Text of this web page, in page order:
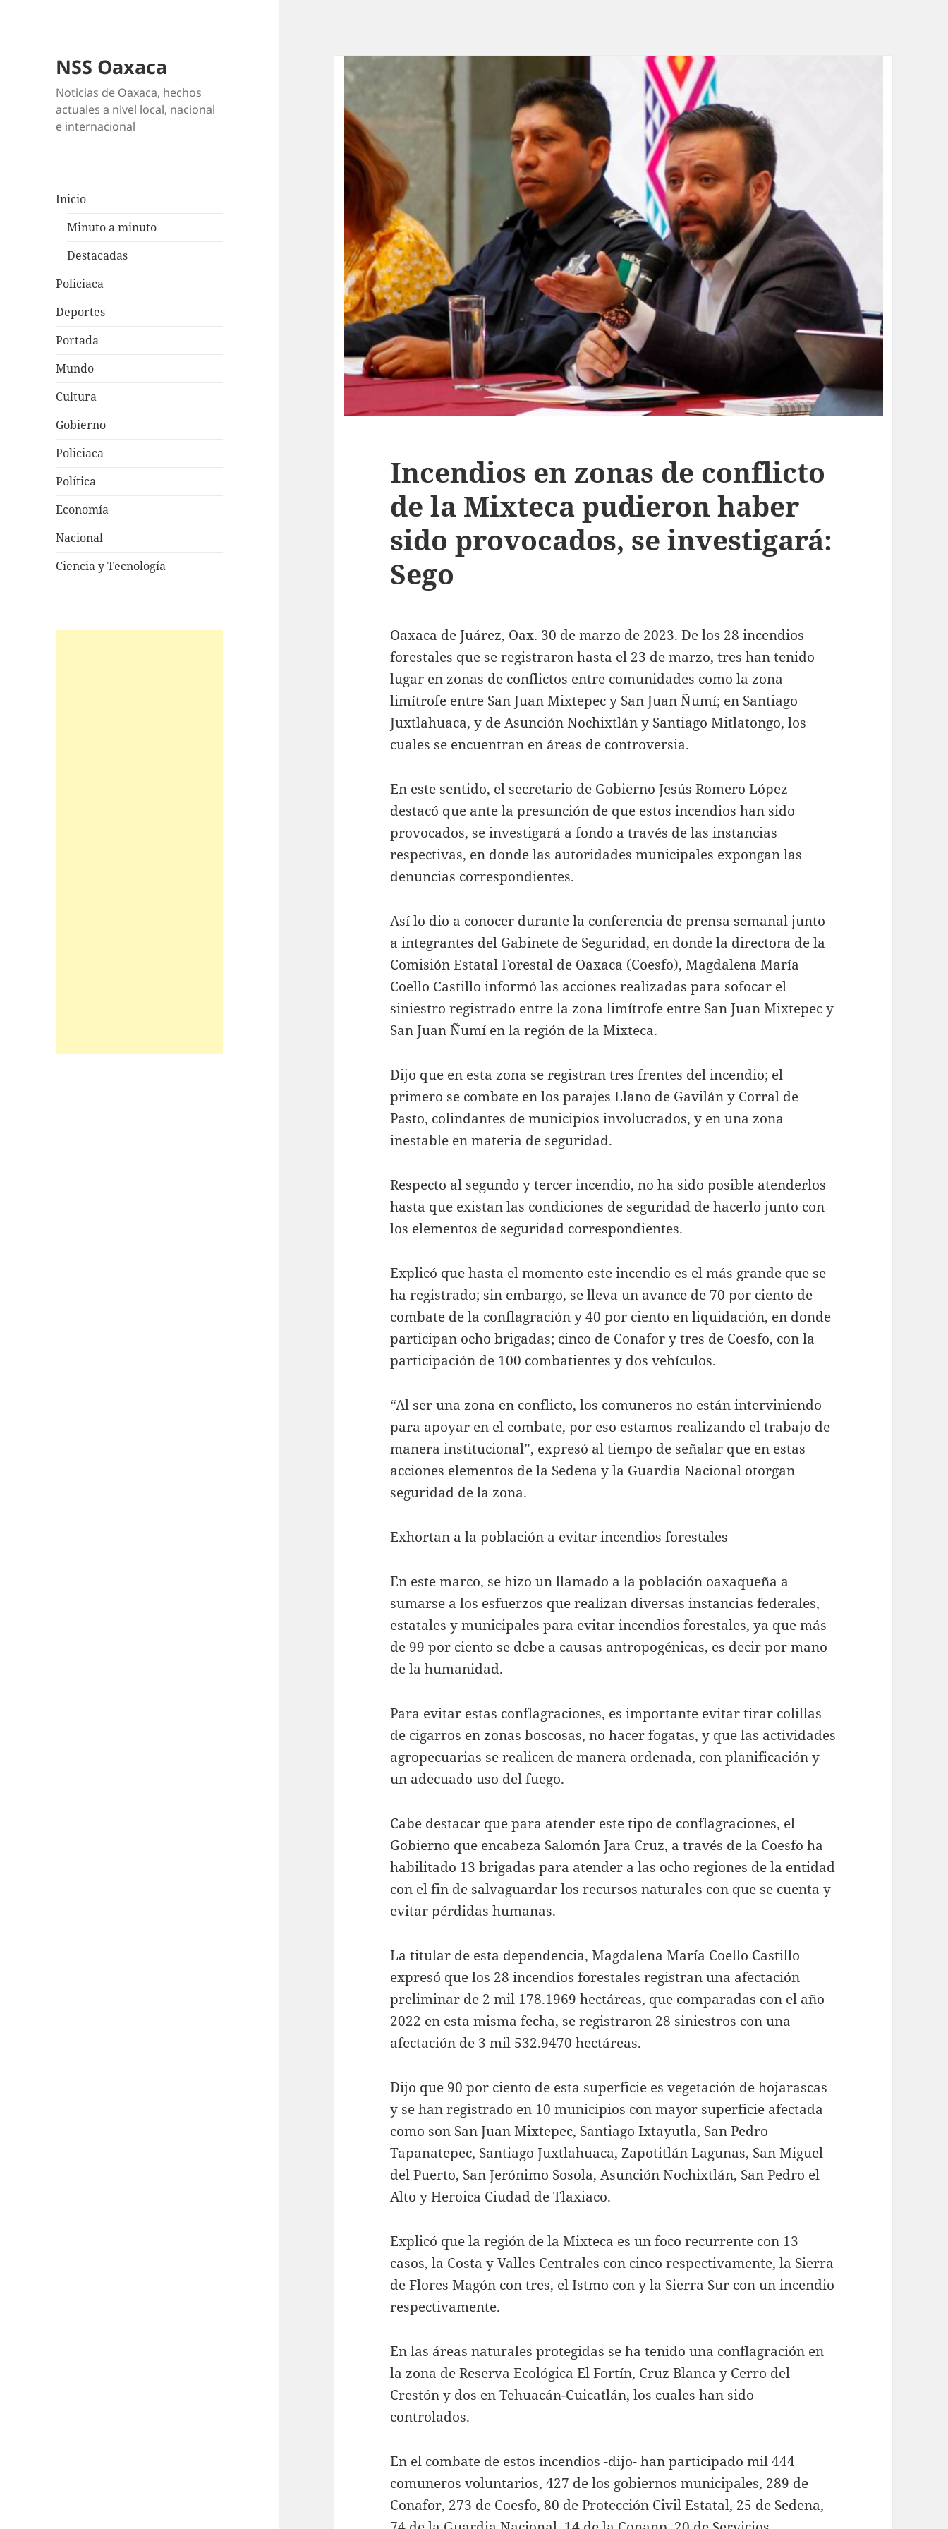
NSS Oaxaca
Noticias de Oaxaca, hechos
actuales a nivel local, nacional
e internacional
Inicio
Minuto a minuto
Destacadas
Policiaca
Deportes
Portada
Mundo
Cultura
Gobierno
Policiaca
Política
Economía
Nacional
Ciencia y Tecnología
Incendios en zonas de conflicto
de la Mixteca pudieron haber
sido provocados, se investigará:
Sego
Oaxaca de Juárez, Oax. 30 de marzo de 2023. De los 28 incendios
forestales que se registraron hasta el 23 de marzo, tres han tenido
lugar en zonas de conflictos entre comunidades como la zona
limítrofe entre San Juan Mixtepec y San Juan Ñumí; en Santiago
Juxtlahuaca, y de Asunción Nochixtlán y Santiago Mitlatongo, los
cuales se encuentran en áreas de controversia.
En este sentido, el secretario de Gobierno Jesús Romero López
destacó que ante la presunción de que estos incendios han sido
provocados, se investigará a fondo a través de las instancias
respectivas, en donde las autoridades municipales expongan las
denuncias correspondientes.
Así lo dio a conocer durante la conferencia de prensa semanal junto
a integrantes del Gabinete de Seguridad, en donde la directora de la
Comisión Estatal Forestal de Oaxaca (Coesfo), Magdalena María
Coello Castillo informó las acciones realizadas para sofocar el
siniestro registrado entre la zona limítrofe entre San Juan Mixtepec y
San Juan Ñumí en la región de la Mixteca.
Dijo que en esta zona se registran tres frentes del incendio; el
primero se combate en los parajes Llano de Gavilán y Corral de
Pasto, colindantes de municipios involucrados, y en una zona
inestable en materia de seguridad.
Respecto al segundo y tercer incendio, no ha sido posible atenderlos
hasta que existan las condiciones de seguridad de hacerlo junto con
los elementos de seguridad correspondientes.
Explicó que hasta el momento este incendio es el más grande que se
ha registrado; sin embargo, se lleva un avance de 70 por ciento de
combate de la conflagración y 40 por ciento en liquidación, en donde
participan ocho brigadas; cinco de Conafor y tres de Coesfo, con la
participación de 100 combatientes y dos vehículos.
“Al ser una zona en conflicto, los comuneros no están interviniendo
para apoyar en el combate, por eso estamos realizando el trabajo de
manera institucional”, expresó al tiempo de señalar que en estas
acciones elementos de la Sedena y la Guardia Nacional otorgan
seguridad de la zona.
Exhortan a la población a evitar incendios forestales
En este marco, se hizo un llamado a la población oaxaqueña a
sumarse a los esfuerzos que realizan diversas instancias federales,
estatales y municipales para evitar incendios forestales, ya que más
de 99 por ciento se debe a causas antropogénicas, es decir por mano
de la humanidad.
Para evitar estas conflagraciones, es importante evitar tirar colillas
de cigarros en zonas boscosas, no hacer fogatas, y que las actividades
agropecuarias se realicen de manera ordenada, con planificación y
un adecuado uso del fuego.
Cabe destacar que para atender este tipo de conflagraciones, el
Gobierno que encabeza Salomón Jara Cruz, a través de la Coesfo ha
habilitado 13 brigadas para atender a las ocho regiones de la entidad
con el fin de salvaguardar los recursos naturales con que se cuenta y
evitar pérdidas humanas.
La titular de esta dependencia, Magdalena María Coello Castillo
expresó que los 28 incendios forestales registran una afectación
preliminar de 2 mil 178.1969 hectáreas, que comparadas con el año
2022 en esta misma fecha, se registraron 28 siniestros con una
afectación de 3 mil 532.9470 hectáreas.
Dijo que 90 por ciento de esta superficie es vegetación de hojarascas
y se han registrado en 10 municipios con mayor superficie afectada
como son San Juan Mixtepec, Santiago Ixtayutla, San Pedro
Tapanatepec, Santiago Juxtlahuaca, Zapotitlán Lagunas, San Miguel
del Puerto, San Jerónimo Sosola, Asunción Nochixtlán, San Pedro el
Alto y Heroica Ciudad de Tlaxiaco.
Explicó que la región de la Mixteca es un foco recurrente con 13
casos, la Costa y Valles Centrales con cinco respectivamente, la Sierra
de Flores Magón con tres, el Istmo con y la Sierra Sur con un incendio
respectivamente.
En las áreas naturales protegidas se ha tenido una conflagración en
la zona de Reserva Ecológica El Fortín, Cruz Blanca y Cerro del
Crestón y dos en Tehuacán-Cuicatlán, los cuales han sido
controlados.
En el combate de estos incendios -dijo- han participado mil 444
comuneros voluntarios, 427 de los gobiernos municipales, 289 de
Conafor, 273 de Coesfo, 80 de Protección Civil Estatal, 25 de Sedena,